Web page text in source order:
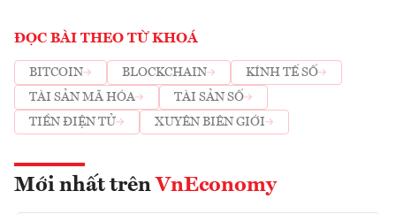
ĐỌC BÀI THEO TỪ KHOÁ
BITCOIN BLOCKCHAIN
KÍNH TẾ SỐ
TÀI SẢN MÃ HÓA
TÀI SẢN SỐ
TIỀN ĐIỆN TỬ
XUYÊN BIÊN GIỚI
Mới nhất trên VnEconomy